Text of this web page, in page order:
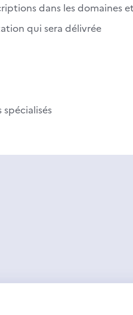
dans les domaines
qui sera délivrée